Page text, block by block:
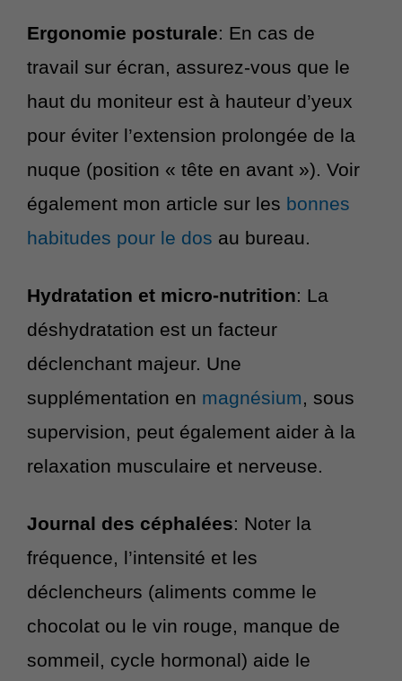
Ergonomie posturale: En cas de
travail sur écran, assurez-vous que le
haut du moniteur est à hauteur d’yeux
pour éviter l’extension prolongée de la
nuque (position « tête en avant »). Voir
également mon article sur les bonnes
habitudes pour le dos au bureau.
Hydratation et micro-nutrition: La
déshydratation est un facteur
déclenchant majeur. Une
supplémentation en magnésium, sous
supervision, peut également aider à la
relaxation musculaire et nerveuse.
Journal des céphalées: Noter la
fréquence, l’intensité et les
déclencheurs (aliments comme le
chocolat ou le vin rouge, manque de
sommeil, cycle hormonal) aide le